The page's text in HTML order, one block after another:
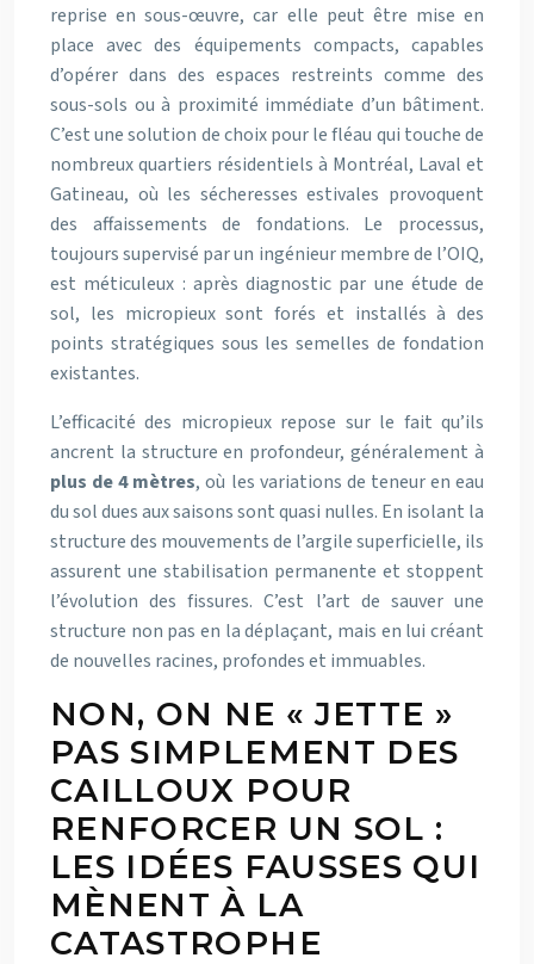
reprise en sous-œuvre, car elle peut être mise en
place avec des équipements compacts, capables
d’opérer dans des espaces restreints comme des
sous-sols ou à proximité immédiate d’un bâtiment.
C’est une solution de choix pour le fléau qui touche de
nombreux quartiers résidentiels à Montréal, Laval et
Gatineau, où les sécheresses estivales provoquent
des affaissements de fondations. Le processus,
toujours supervisé par un ingénieur membre de l’OIQ,
est méticuleux : après diagnostic par une étude de
sol, les micropieux sont forés et installés à des
points stratégiques sous les semelles de fondation
existantes.
L’efficacité des micropieux repose sur le fait qu’ils
ancrent la structure en profondeur, généralement à
plus de 4 mètres, où les variations de teneur en eau
du sol dues aux saisons sont quasi nulles. En isolant la
structure des mouvements de l’argile superficielle, ils
assurent une stabilisation permanente et stoppent
l’évolution des fissures. C’est l’art de sauver une
structure non pas en la déplaçant, mais en lui créant
de nouvelles racines, profondes et immuables.
NON, ON NE « JETTE »
PAS SIMPLEMENT DES
CAILLOUX POUR
RENFORCER UN SOL :
LES IDÉES FAUSSES QUI
MÈNENT À LA
CATASTROPHE